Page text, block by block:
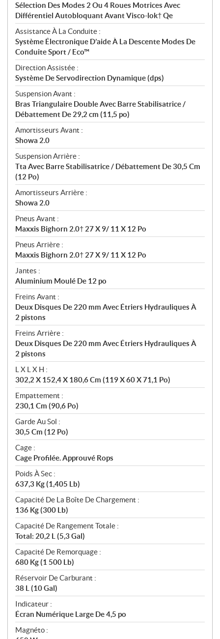
Sélection Des Modes 2 Ou 4 Roues Motrices Avec
Différentiel Autobloquant Avant Visco-lok† Qe
Assistance À La Conduite :
Système Électronique D’aide À La Descente Modes De
Conduite Sport / Eco™
Direction Assistée :
Système De Servodirection Dynamique (dps)
Suspension Avant :
Bras Triangulaire Double Avec Barre Stabilisatrice /
Débattement De 29,2 cm (11,5 po)
Amortisseurs Avant :
Showa 2.0
Suspension Arrière :
Tta Avec Barre Stabilisatrice / Débattement De 30,5 Cm
(12 Po)
Amortisseurs Arrière :
Showa 2.0
Pneus Avant :
Maxxis Bighorn 2.0† 27 X 9/ 11 X 12 Po
Pneus Arrière :
Maxxis Bighorn 2.0† 27 X 9/ 11 X 12 Po
Jantes :
Aluminium Moulé De 12 po
Freins Avant :
Deux Disques De 220 mm Avec Étriers Hydrauliques À
2 pistons
Freins Arrière :
Deux Disques De 220 mm Avec Étriers Hydrauliques À
2 pistons
L X L X H :
302,2 X 152,4 X 180,6 Cm (119 X 60 X 71,1 Po)
Empattement :
230,1 Cm (90,6 Po)
Garde Au Sol :
30,5 Cm (12 Po)
Cage :
Cage Profilée. Approuvé Rops
Poids À Sec :
637,3 Kg (1,405 Lb)
Capacité De La Boîte De Chargement :
136 Kg (300 Lb)
Capacité De Rangement Totale :
Total: 20,2 L (5,3 Gal)
Capacité De Remorquage :
680 Kg (1 500 Lb)
Réservoir De Carburant :
38 L (10 Gal)
Indicateur :
Écran Numérique Large De 4,5 po
Magnéto :